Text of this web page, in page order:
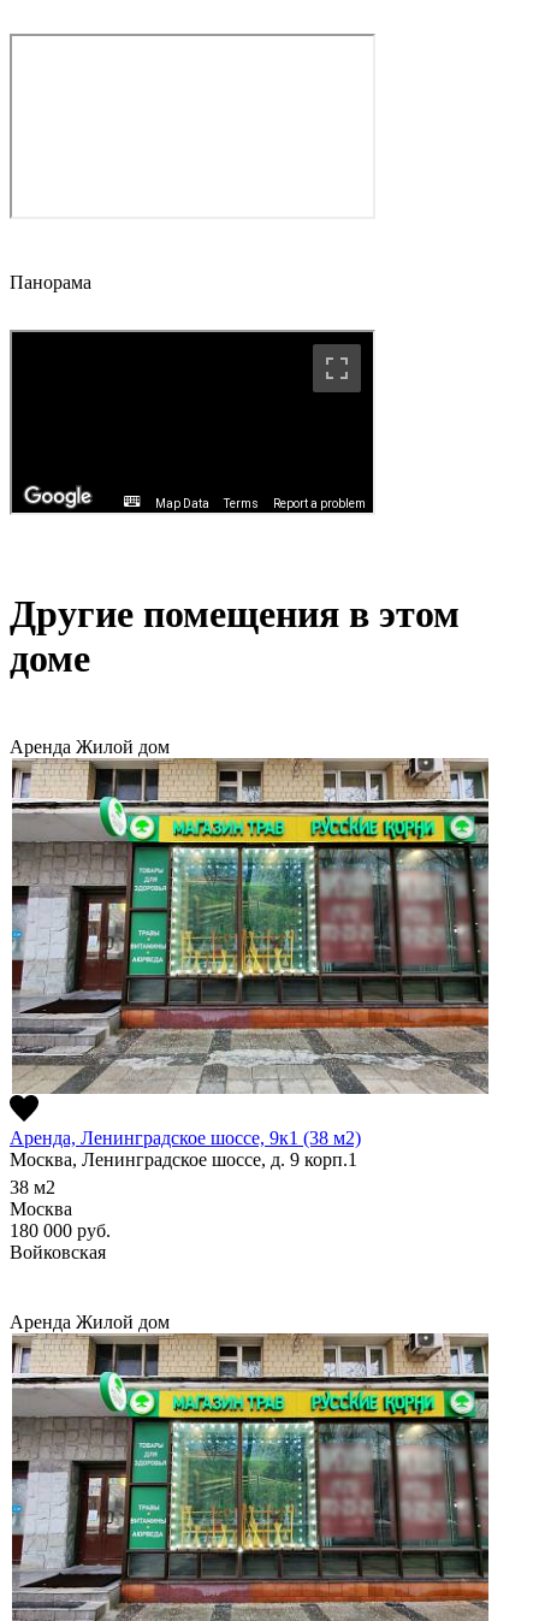
Панорама
Другие помещения в этом
доме
Аренда Жилой дом
Аренда, Ленинградское шоссе, 9к1 (38 м2)
Москва, Ленинградское шоссе, д. 9 корп.1
38 м2
Москва
180 000 руб.
Войковская
Аренда Жилой дом